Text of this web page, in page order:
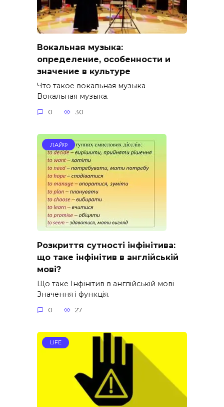
Вокальная музыка:
определение, особенности и
значение в культуре
Что такое вокальная музыка
Вокальная музыка.
0 30
ЛАЙФ
Розкриття сутності інфінітива:
що таке інфінітив в англійській
мові?
Що таке Інфінітив в англійській мові
Значення і функція.
0 27
LIFE